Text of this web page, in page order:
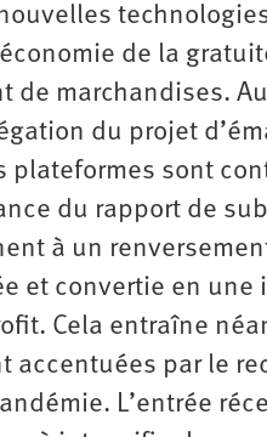
de la
de marchandises.
du projet
plateformes sont
du rapport de
à un
et convertie en une
Cela entraîne
accentuées par le
L’entrée